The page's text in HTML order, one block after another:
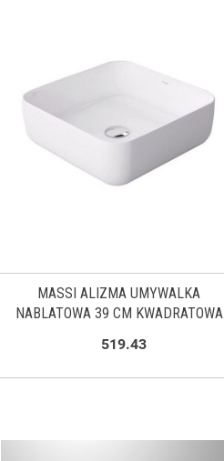
MASSI ALIZMA UMYWALKA
NABLATOWA 39 CM KWADRATOWA
519.43